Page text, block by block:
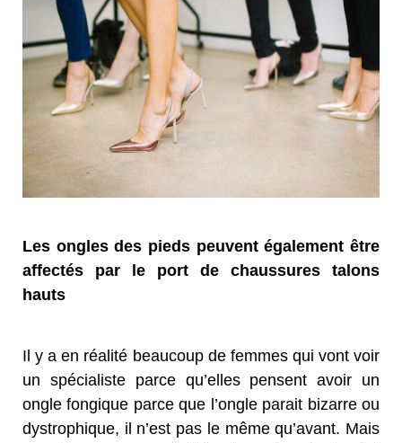
Les ongles des pieds peuvent également être
affectés par le port de chaussures talons
hauts
Il y a en réalité beaucoup de femmes qui vont voir
un spécialiste parce qu’elles pensent avoir un
ongle fongique parce que l’ongle parait bizarre ou
dystrophique, il n’est pas le même qu’avant. Mais